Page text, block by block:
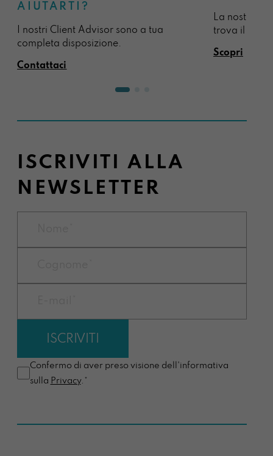
AIUTARTI?
I nostri Client Advisor sono a tua
completa disposizione.
Contattaci
La nostra
trova il
Scopri
ISCRIVITI ALLA
NEWSLETTER
Confermo di aver preso visione dell'informativa
sulla Privacy.*